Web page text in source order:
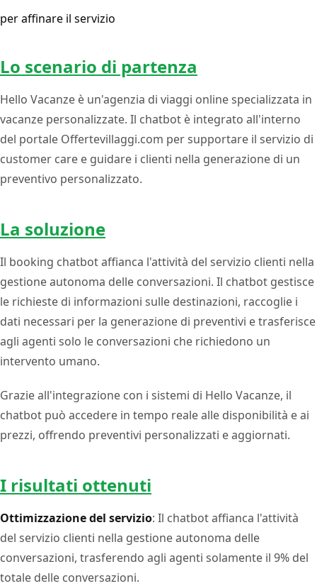
per affinare il servizio
Lo scenario di partenza
Hello Vacanze è un'agenzia di viaggi online specializzata in
vacanze personalizzate. Il chatbot è integrato all'interno
del portale Offertevillaggi.com per supportare il servizio di
customer care e guidare i clienti nella generazione di un
preventivo personalizzato.
La soluzione
Il booking chatbot affianca l'attività del servizio clienti nella
gestione autonoma delle conversazioni. Il chatbot gestisce
le richieste di informazioni sulle destinazioni, raccoglie i
dati necessari per la generazione di preventivi e trasferisce
agli agenti solo le conversazioni che richiedono un
intervento umano.
Grazie all'integrazione con i sistemi di Hello Vacanze, il
chatbot può accedere in tempo reale alle disponibilità e ai
prezzi, offrendo preventivi personalizzati e aggiornati.
I risultati ottenuti
Ottimizzazione del servizio: Il chatbot affianca l'attività
del servizio clienti nella gestione autonoma delle
conversazioni, trasferendo agli agenti solamente il 9% del
totale delle conversazioni.